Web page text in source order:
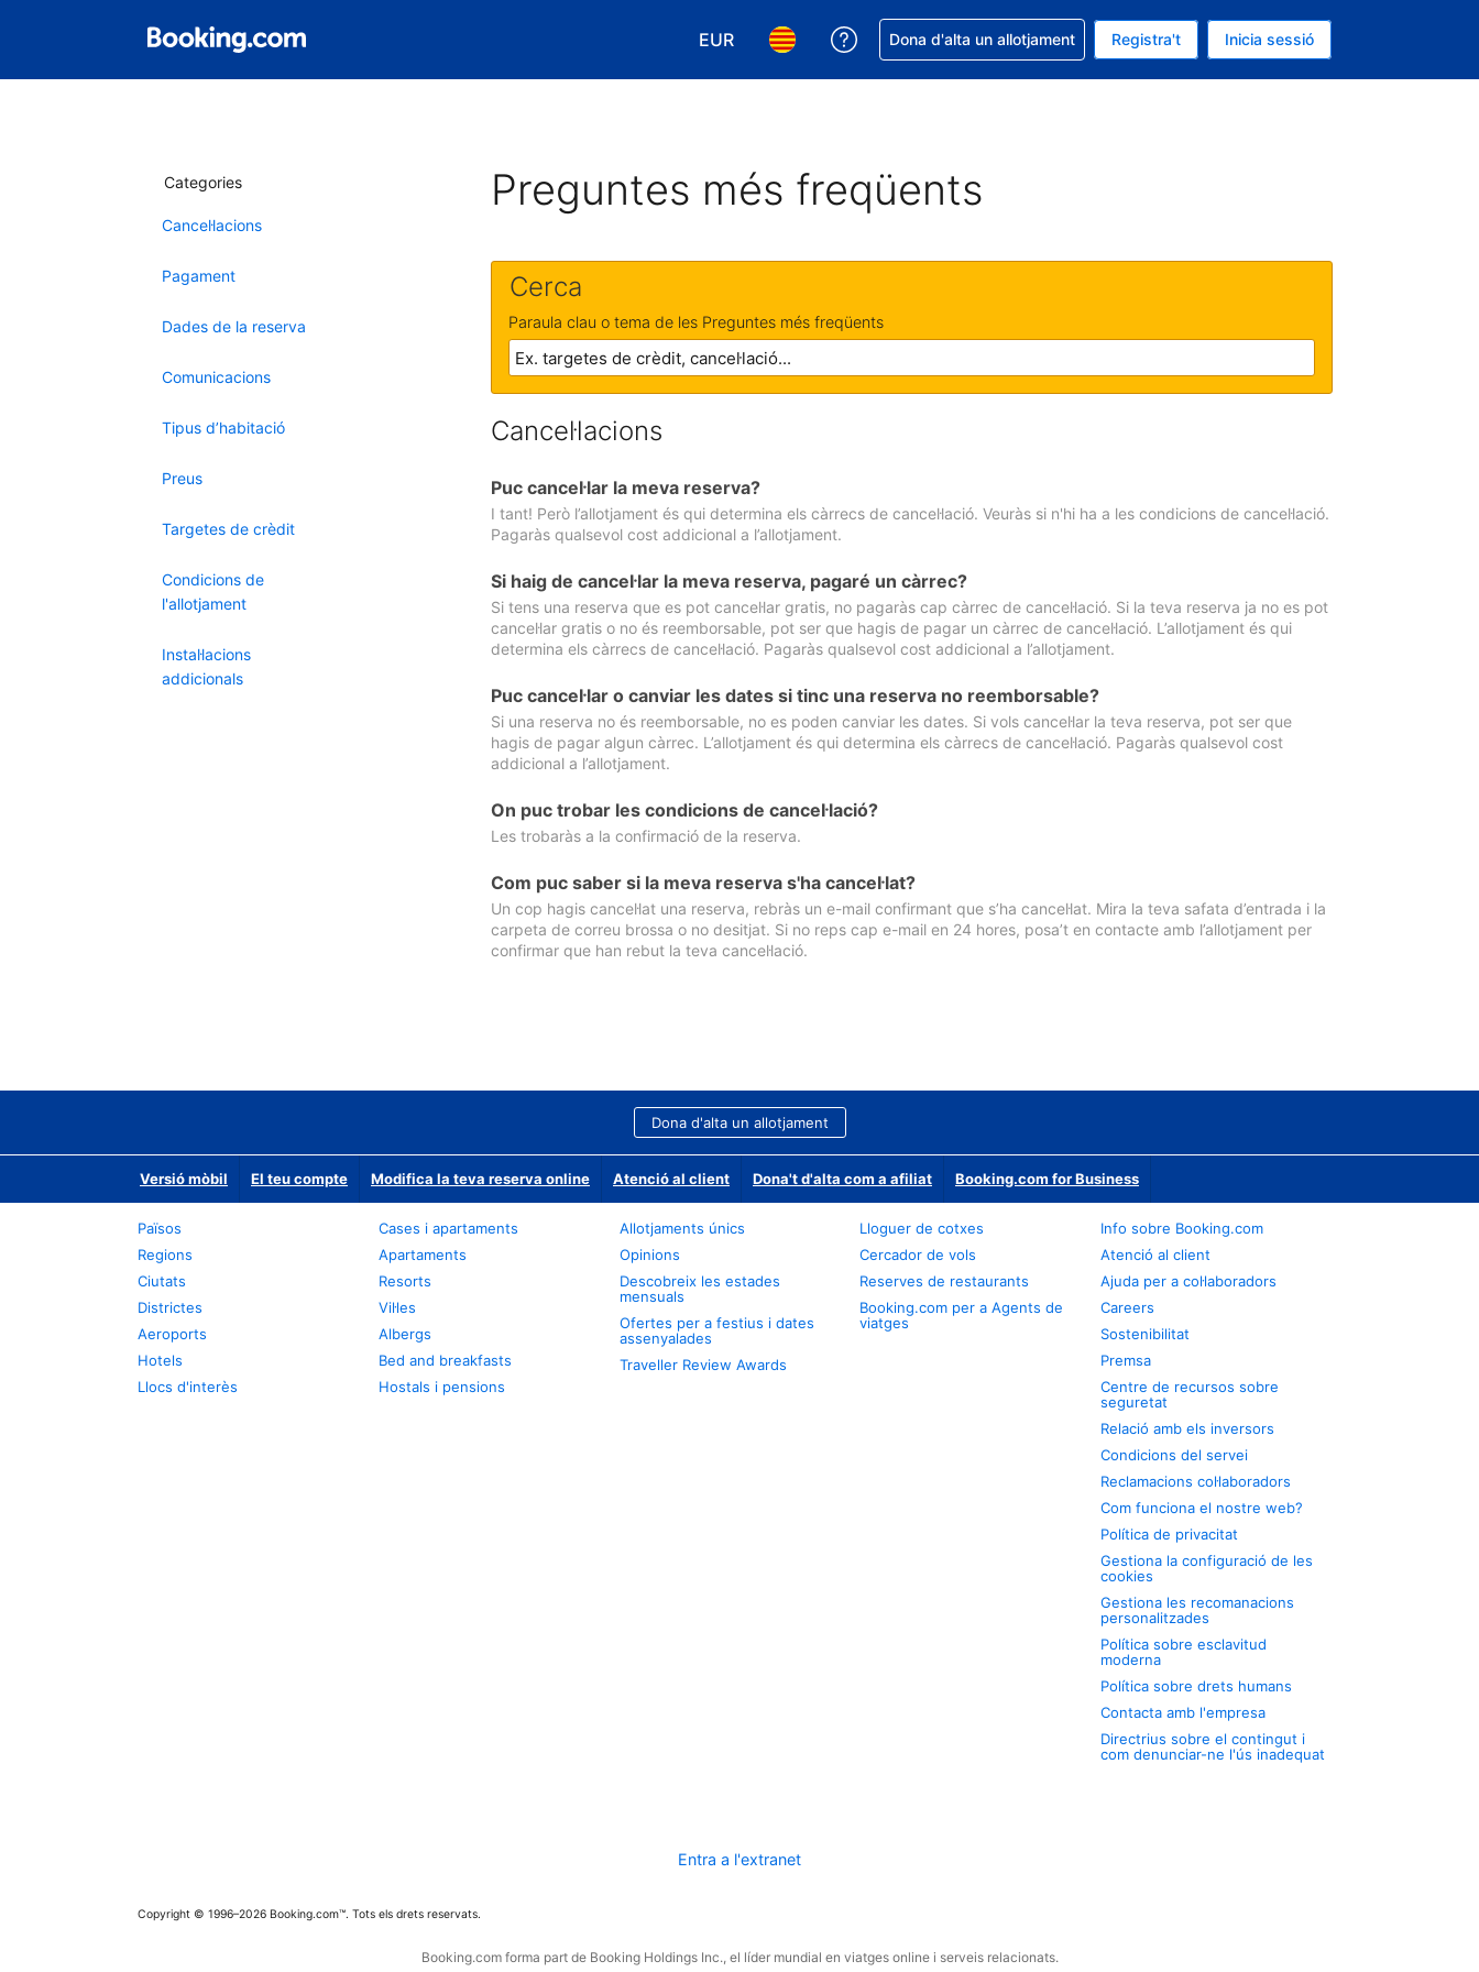
EUR
Tria la moneda. La moneda actual és EUR
Tria l'idioma. L'idioma actual és Català
Rep ajuda amb la reserva
Dona d'alta un allotjament Registra't Inicia sessió
Categories
Cancel·lacions
Pagament
Dades de la reserva
Comunicacions
Tipus d’habitació
Preus
Targetes de crèdit
Condicions de
l'allotjament
Instal·lacions
addicionals
Preguntes més freqüents
Cerca
Paraula clau o tema de les Preguntes més freqüents
Cancel·lacions
Puc cancel·lar la meva reserva?
I tant! Però l’allotjament és qui determina els càrrecs de cancel·lació. Veuràs si n'hi ha a les condicions de cancel·lació.
Pagaràs qualsevol cost addicional a l’allotjament.
Si haig de cancel·lar la meva reserva, pagaré un càrrec?
Si tens una reserva que es pot cancel·lar gratis, no pagaràs cap càrrec de cancel·lació. Si la teva reserva ja no es pot
cancel·lar gratis o no és reemborsable, pot ser que hagis de pagar un càrrec de cancel·lació. L’allotjament és qui
determina els càrrecs de cancel·lació. Pagaràs qualsevol cost addicional a l’allotjament.
Puc cancel·lar o canviar les dates si tinc una reserva no reemborsable?
Si una reserva no és reemborsable, no es poden canviar les dates. Si vols cancel·lar la teva reserva, pot ser que
hagis de pagar algun càrrec. L’allotjament és qui determina els càrrecs de cancel·lació. Pagaràs qualsevol cost
addicional a l’allotjament.
On puc trobar les condicions de cancel·lació?
Les trobaràs a la confirmació de la reserva.
Com puc saber si la meva reserva s'ha cancel·lat?
Un cop hagis cancel·lat una reserva, rebràs un e-mail confirmant que s’ha cancel·lat. Mira la teva safata d’entrada i la
carpeta de correu brossa o no desitjat. Si no reps cap e-mail en 24 hores, posa’t en contacte amb l’allotjament per
confirmar que han rebut la teva cancel·lació.
Dona d'alta un allotjament
Versió mòbil El teu compte Modifica la teva reserva online Atenció al client Dona't d'alta com a afiliat Booking.com for Business
Països
Regions
Ciutats
Districtes
Aeroports
Hotels
Llocs d'interès
Cases i apartaments
Apartaments
Resorts
Vil·les
Albergs
Bed and breakfasts
Hostals i pensions
Allotjaments únics
Opinions
Descobreix les estades
mensuals
Ofertes per a festius i dates
assenyalades
Traveller Review Awards
Lloguer de cotxes
Cercador de vols
Reserves de restaurants
Booking.com per a Agents de
viatges
Info sobre Booking.com
Atenció al client
Ajuda per a col·laboradors
Careers
Sostenibilitat
Premsa
Centre de recursos sobre
seguretat
Relació amb els inversors
Condicions del servei
Reclamacions col·laboradors
Com funciona el nostre web?
Política de privacitat
Gestiona la configuració de les
cookies
Gestiona les recomanacions
personalitzades
Política sobre esclavitud
moderna
Política sobre drets humans
Contacta amb l'empresa
Directrius sobre el contingut i
com denunciar-ne l'ús inadequat
Entra a l'extranet
Copyright © 1996–2026 Booking.com™. Tots els drets reservats.
Booking.com forma part de Booking Holdings Inc., el líder mundial en viatges online i serveis relacionats.